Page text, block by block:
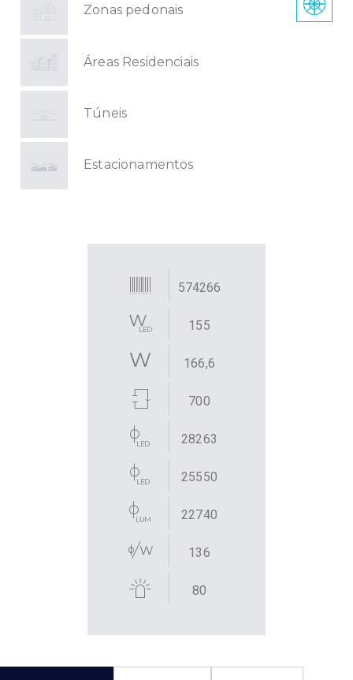
Zonas pedonais
Áreas Residenciais
Túneis
Estacionamentos
574266
155
166,6
700
28263
25550
22740
136
80